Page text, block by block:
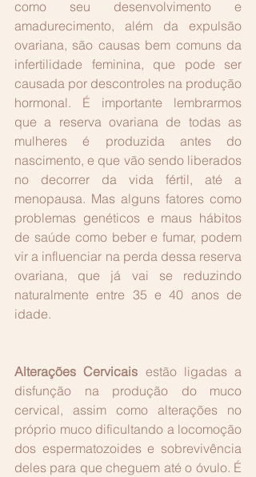
como seu desenvolvimento e
amadurecimento, além da expulsão
ovariana, são causas bem comuns da
infertilidade feminina, que pode ser
causada por descontroles na produção
hormonal. É importante lembrarmos
que a reserva ovariana de todas as
mulheres é produzida antes do
nascimento, e que vão sendo liberados
no decorrer da vida fértil, até a
menopausa. Mas alguns fatores como
problemas genéticos e maus hábitos
de saúde como beber e fumar, podem
vir a influenciar na perda dessa reserva
ovariana, que já vai se reduzindo
naturalmente entre 35 e 40 anos de
idade.
Alterações Cervicais estão ligadas a
disfunção na produção do muco
cervical, assim como alterações no
próprio muco dificultando a locomoção
dos espermatozoides e sobrevivência
deles para que cheguem até o óvulo. É